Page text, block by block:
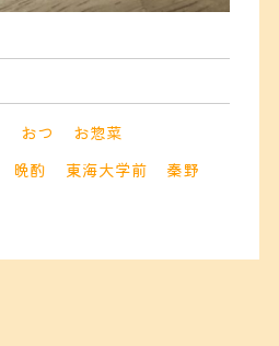
おつ
お惣菜
晩酌 東海大学前
秦野